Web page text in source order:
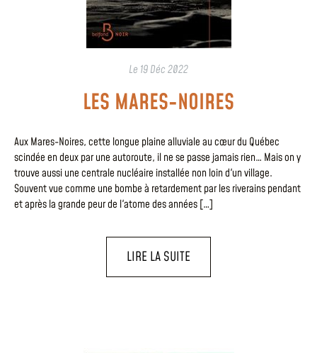
Le 19 Déc 2022
LES MARES-NOIRES
Aux Mares-Noires, cette longue plaine alluviale au cœur du Québec
scindée en deux par une autoroute, il ne se passe jamais rien… Mais on y
trouve aussi une centrale nucléaire installée non loin d'un village.
Souvent vue comme une bombe à retardement par les riverains pendant
et après la grande peur de l'atome des années […]
LIRE LA SUITE